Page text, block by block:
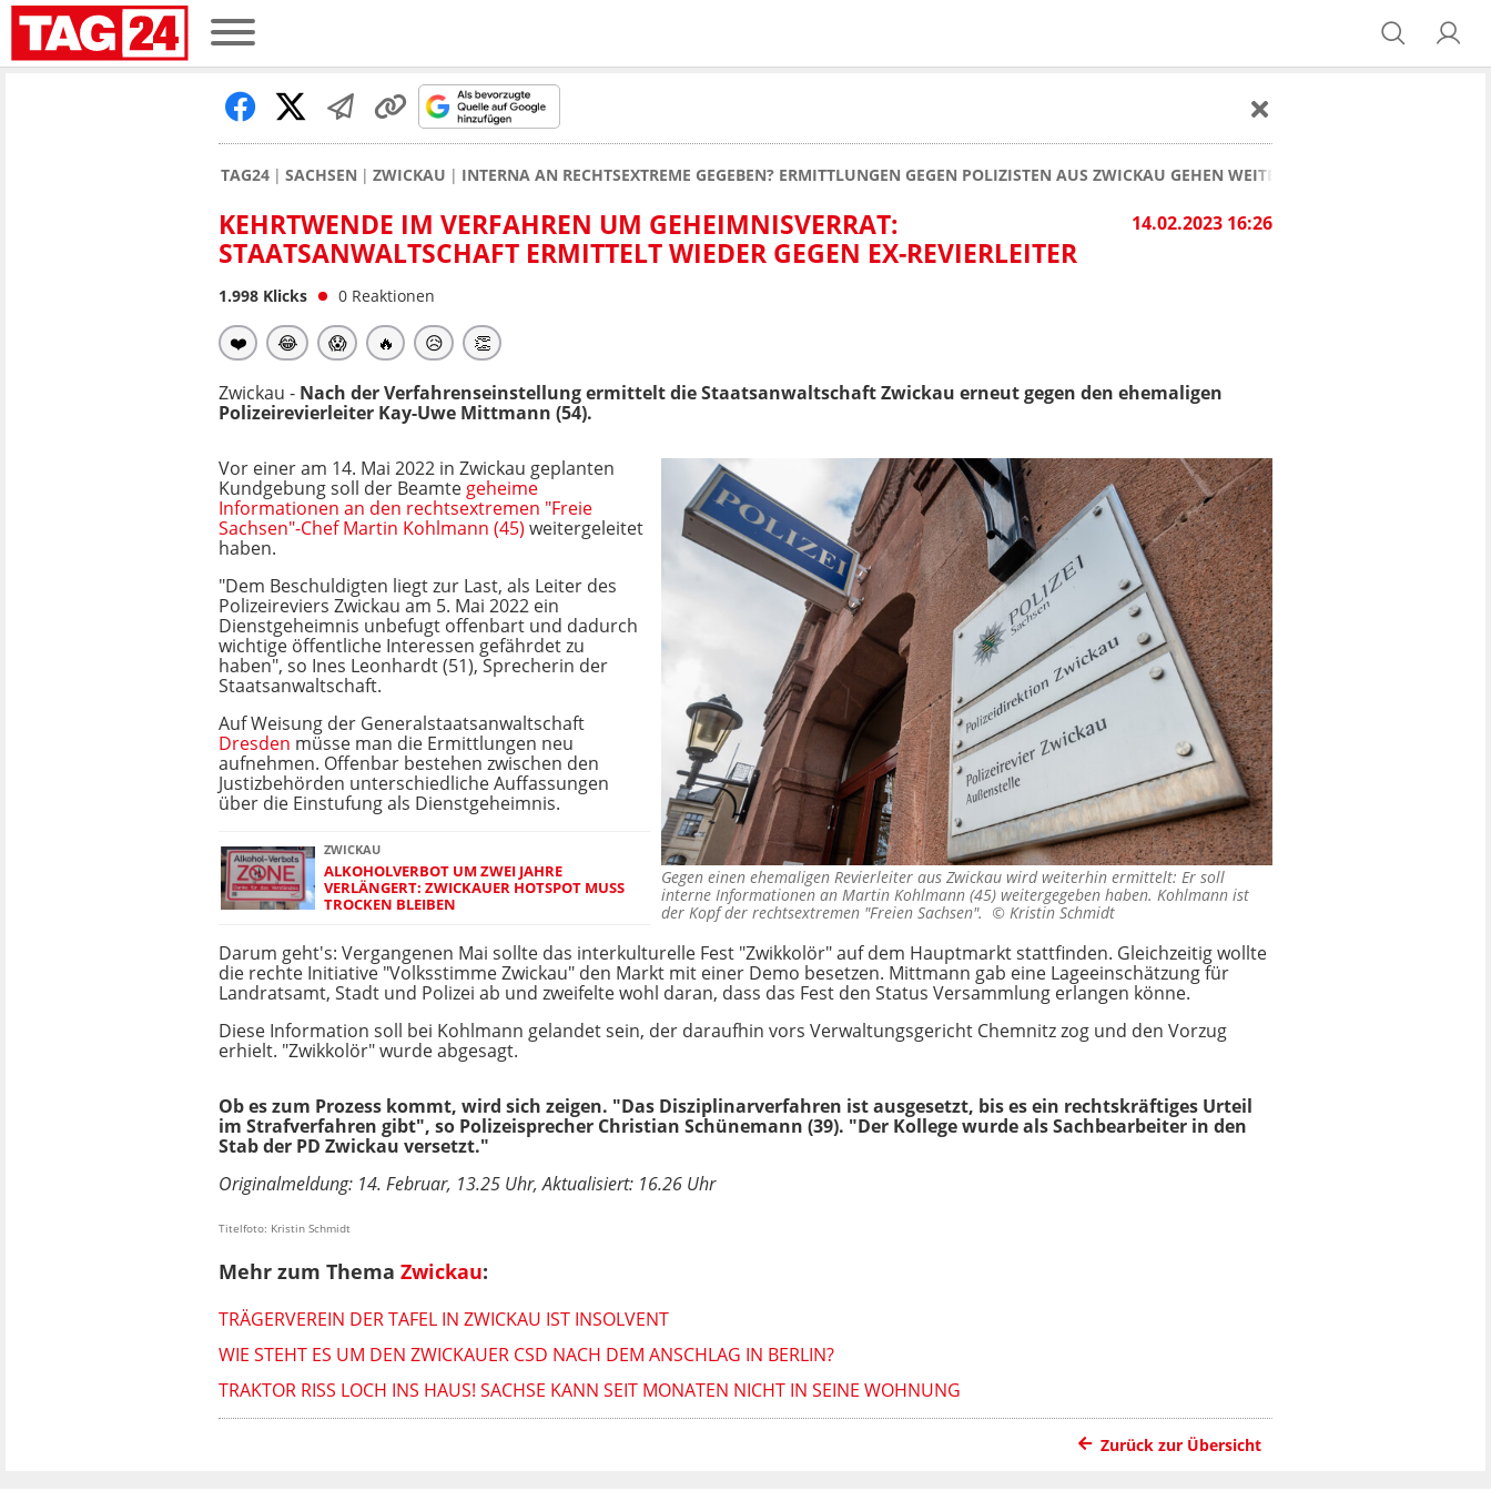
TAG24 SACHSEN ZWICKAU INTERNA AN RECHTSEXTREME GEGEBEN? ERMITTLUNGEN GEGEN POLIZISTEN AUS ZWICKAU GEHEN WEITER
14.02.2023 16:26
KEHRTWENDE IM VERFAHREN UM GEHEIMNISVERRAT:
STAATSANWALTSCHAFT ERMITTELT WIEDER GEGEN EX-REVIERLEITER
1.998 Klicks 0 Reaktionen
❤️ 😂 😱 🔥 😥 👏
Zwickau - Nach der Verfahrenseinstellung ermittelt die Staatsanwaltschaft Zwickau erneut gegen den ehemaligen
Polizeirevierleiter Kay-Uwe Mittmann (54).
Gegen einen ehemaligen Revierleiter aus Zwickau wird weiterhin ermittelt: Er soll
interne Informationen an Martin Kohlmann (45) weitergegeben haben. Kohlmann ist
der Kopf der rechtsextremen "Freien Sachsen". © Kristin Schmidt
Vor einer am 14. Mai 2022 in Zwickau geplanten
Kundgebung soll der Beamte geheime
Informationen an den rechtsextremen "Freie
Sachsen"-Chef Martin Kohlmann (45) weitergeleitet
haben.
"Dem Beschuldigten liegt zur Last, als Leiter des
Polizeireviers Zwickau am 5. Mai 2022 ein
Dienstgeheimnis unbefugt offenbart und dadurch
wichtige öffentliche Interessen gefährdet zu
haben", so Ines Leonhardt (51), Sprecherin der
Staatsanwaltschaft.
Auf Weisung der Generalstaatsanwaltschaft
Dresden müsse man die Ermittlungen neu
aufnehmen. Offenbar bestehen zwischen den
Justizbehörden unterschiedliche Auffassungen
über die Einstufung als Dienstgeheimnis.
ZWICKAU
ALKOHOLVERBOT UM ZWEI JAHRE
VERLÄNGERT: ZWICKAUER HOTSPOT MUSS
TROCKEN BLEIBEN
Darum geht's: Vergangenen Mai sollte das interkulturelle Fest "Zwikkolör" auf dem Hauptmarkt stattfinden. Gleichzeitig wollte
die rechte Initiative "Volksstimme Zwickau" den Markt mit einer Demo besetzen. Mittmann gab eine Lageeinschätzung für
Landratsamt, Stadt und Polizei ab und zweifelte wohl daran, dass das Fest den Status Versammlung erlangen könne.
Diese Information soll bei Kohlmann gelandet sein, der daraufhin vors Verwaltungsgericht Chemnitz zog und den Vorzug
erhielt. "Zwikkolör" wurde abgesagt.
Ob es zum Prozess kommt, wird sich zeigen. "Das Disziplinarverfahren ist ausgesetzt, bis es ein rechtskräftiges Urteil
im Strafverfahren gibt", so Polizeisprecher Christian Schünemann (39). "Der Kollege wurde als Sachbearbeiter in den
Stab der PD Zwickau versetzt."
Originalmeldung: 14. Februar, 13.25 Uhr, Aktualisiert: 16.26 Uhr
Titelfoto: Kristin Schmidt
Mehr zum Thema Zwickau:
TRÄGERVEREIN DER TAFEL IN ZWICKAU IST INSOLVENT
WIE STEHT ES UM DEN ZWICKAUER CSD NACH DEM ANSCHLAG IN BERLIN?
TRAKTOR RISS LOCH INS HAUS! SACHSE KANN SEIT MONATEN NICHT IN SEINE WOHNUNG
Zurück zur Übersicht